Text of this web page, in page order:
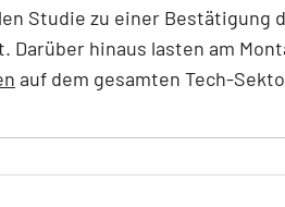
Studie zu einer Bestätigung
Darüber hinaus lasten am
auf dem gesamten Tech-